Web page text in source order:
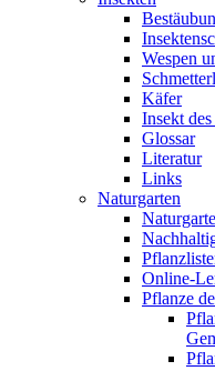
Wespen
Käfer
Insekt des
Glossar
Literatur
Links
Naturgarten
Online-
Pflanze